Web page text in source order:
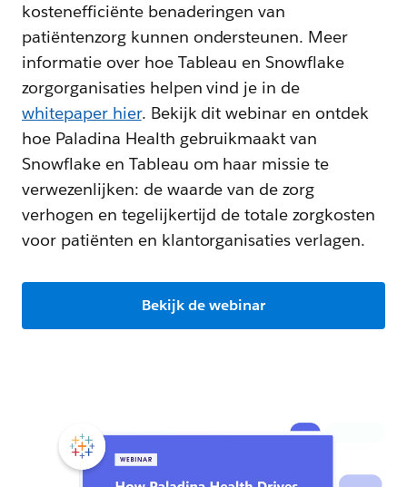
kostenefficiënte benaderingen van
patiëntenzorg kunnen ondersteunen. Meer
informatie over hoe Tableau en Snowflake
zorgorganisaties helpen vind je in de
whitepaper hier. Bekijk dit webinar en ontdek
hoe Paladina Health gebruikmaakt van
Snowflake en Tableau om haar missie te
verwezenlijken: de waarde van de zorg
verhogen en tegelijkertijd de totale zorgkosten
voor patiënten en klantorganisaties verlagen.
Bekijk de webinar